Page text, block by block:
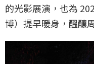
的光影展演，也為
博）提早暖身，醞釀